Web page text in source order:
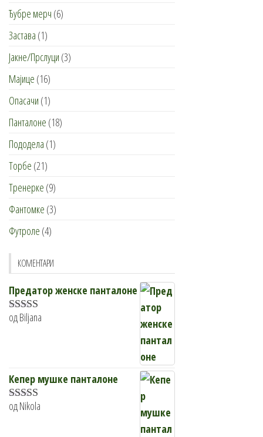
Ђубре мерч (6)
Застава (1)
Јакне/Прслуци (3)
Мајице (16)
Опасачи (1)
Панталоне (18)
Пододела (1)
Торбе (21)
Тренерке (9)
Фантомке (3)
Футроле (4)
КОМЕНТАРИ
Предатор женске панталоне
Оцењено са
од Biljana
Кепер мушке панталоне
Оцењено
од Nikola